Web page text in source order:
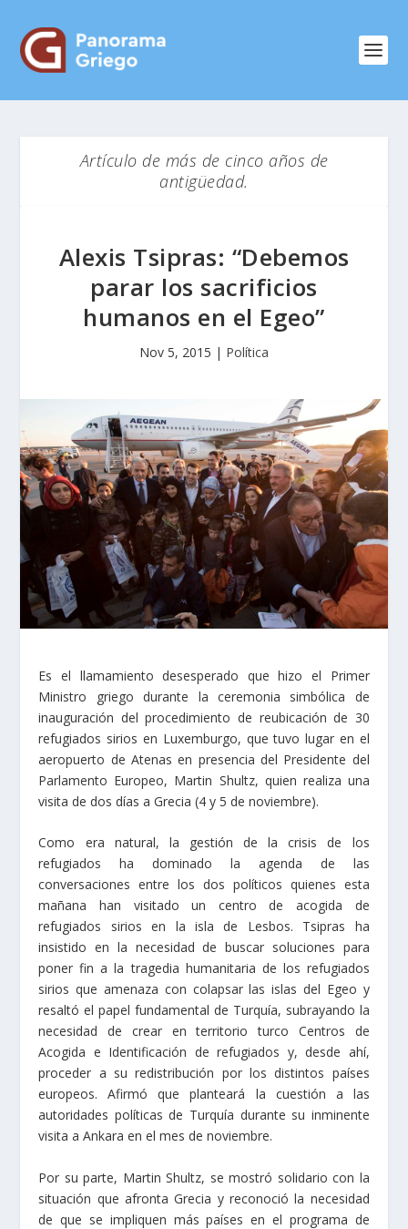
Artículo de más de cinco años de
antigüedad.
Alexis Tsipras: “Debemos
parar los sacrificios
humanos en el Egeo”
Nov 5, 2015 | Política
Es el llamamiento desesperado que hizo el Primer
Ministro griego durante la ceremonia simbólica de
inauguración del procedimiento de reubicación de 30
refugiados sirios en Luxemburgo, que tuvo lugar en el
aeropuerto de Atenas en presencia del Presidente del
Parlamento Europeo, Martin Shultz, quien realiza una
visita de dos días a Grecia (4 y 5 de noviembre).
Como era natural, la gestión de la crisis de los
refugiados ha dominado la agenda de las
conversaciones entre los dos políticos quienes esta
mañana han visitado un centro de acogida de
refugiados sirios en la isla de Lesbos. Tsipras ha
insistido en la necesidad de buscar soluciones para
poner fin a la tragedia humanitaria de los refugiados
sirios que amenaza con colapsar las islas del Egeo y
resaltó el papel fundamental de Turquía, subrayando la
necesidad de crear en territorio turco Centros de
Acogida e Identificación de refugiados y, desde ahí,
proceder a su redistribución por los distintos países
europeos. Afirmó que planteará la cuestión a las
autoridades políticas de Turquía durante su inminente
visita a Ankara en el mes de noviembre.
Por su parte, Martin Shultz, se mostró solidario con la
situación que afronta Grecia y reconoció la necesidad
de que se impliquen más países en el programa de